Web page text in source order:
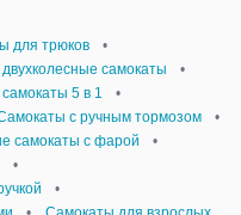
для трюков
•
самокаты
•
5 в 1
•
с ручным тормозом
•
самокаты с фарой
•
•
•